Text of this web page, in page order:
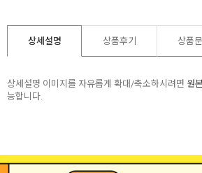
상세설명 상품후기 상품
상세설명 이미지를 자유롭게 확대/축소하시려면 원
능합니다.